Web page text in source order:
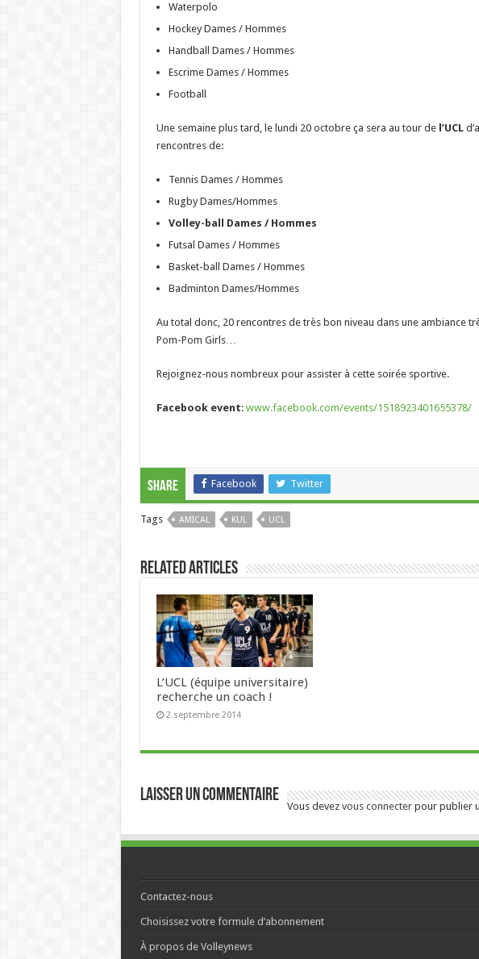
Waterpolo
Hockey Dames / Hommes
Handball Dames / Hommes
Escrime Dames / Hommes
Football
Une semaine plus tard, le lundi 20 octobre ça sera au tour de l’UCL
rencontres de:
Tennis Dames / Hommes
Rugby Dames/Hommes
Volley-ball Dames / Hommes
Futsal Dames / Hommes
Basket-ball Dames / Hommes
Badminton Dames/Hommes
Au total donc, 20 rencontres de très bon niveau dans une ambiance
Pom-Pom Girls…
Rejoignez-nous nombreux pour assister à cette soirée sportive.
Facebook event: www.facebook.com/events/1518923401655378/
Share Facebook Twitter
Tags AMICAL KUL UCL
Related Articles
L’UCL (équipe universitaire)
recherche un coach !
2 septembre 2014
Laisser un commentaire
Vous devez vous connecterpour publier
Contactez-nous
Choisissez votre formule d’abonnement
À propos de Volleynews